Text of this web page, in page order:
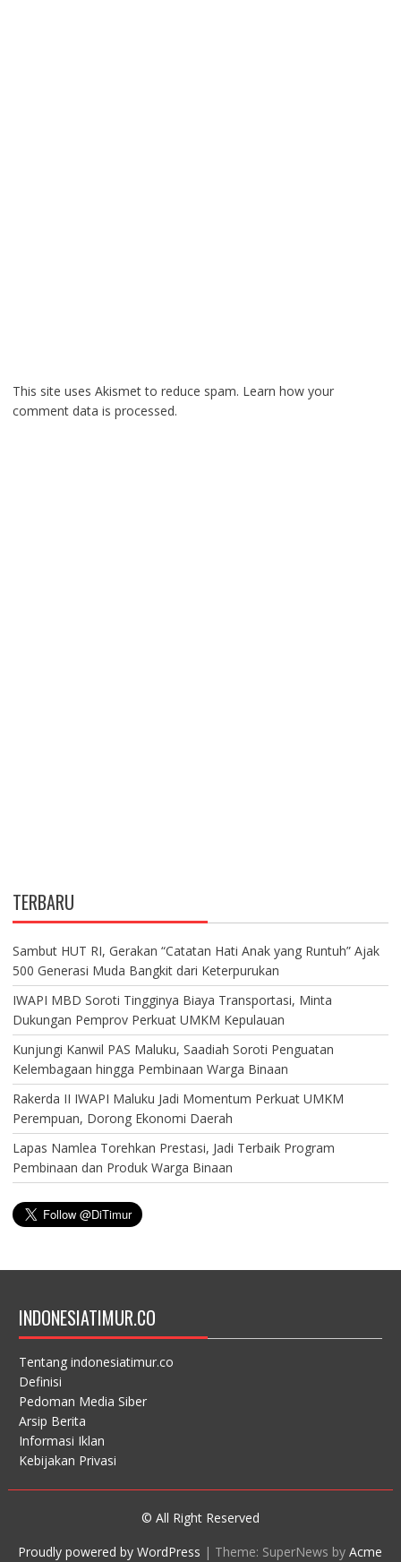
This site uses Akismet to reduce spam. Learn how your
comment data is processed.
TERBARU
Sambut HUT RI, Gerakan “Catatan Hati Anak yang Runtuh” Ajak
500 Generasi Muda Bangkit dari Keterpurukan
IWAPI MBD Soroti Tingginya Biaya Transportasi, Minta
Dukungan Pemprov Perkuat UMKM Kepulauan
Kunjungi Kanwil PAS Maluku, Saadiah Soroti Penguatan
Kelembagaan hingga Pembinaan Warga Binaan
Rakerda II IWAPI Maluku Jadi Momentum Perkuat UMKM
Perempuan, Dorong Ekonomi Daerah
Lapas Namlea Torehkan Prestasi, Jadi Terbaik Program
Pembinaan dan Produk Warga Binaan
INDONESIATIMUR.CO
Tentang indonesiatimur.co
Definisi
Pedoman Media Siber
Arsip Berita
Informasi Iklan
Kebijakan Privasi
© All Right Reserved
Proudly powered by WordPress | Theme: SuperNews byAcme